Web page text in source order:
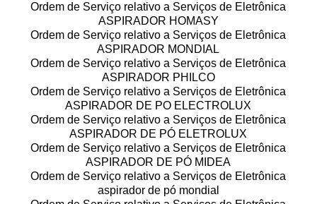
Ordem de Serviço relativo a Serviços de Eletrônica
ASPIRADOR HOMASY
Ordem de Serviço relativo a Serviços de Eletrônica
ASPIRADOR MONDIAL
Ordem de Serviço relativo a Serviços de Eletrônica
ASPIRADOR PHILCO
Ordem de Serviço relativo a Serviços de Eletrônica
ASPIRADOR DE PO ELECTROLUX
Ordem de Serviço relativo a Serviços de Eletrônica
ASPIRADOR DE PÓ ELETROLUX
Ordem de Serviço relativo a Serviços de Eletrônica
ASPIRADOR DE PÓ MIDEA
Ordem de Serviço relativo a Serviços de Eletrônica
aspirador de pó mondial